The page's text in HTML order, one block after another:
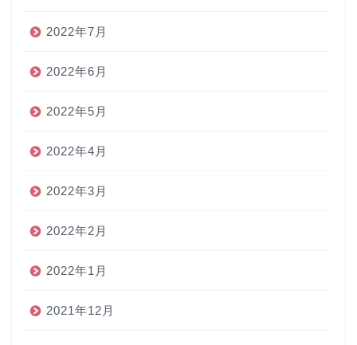
2022年7月
2022年6月
2022年5月
2022年4月
2022年3月
2022年2月
2022年1月
2021年12月